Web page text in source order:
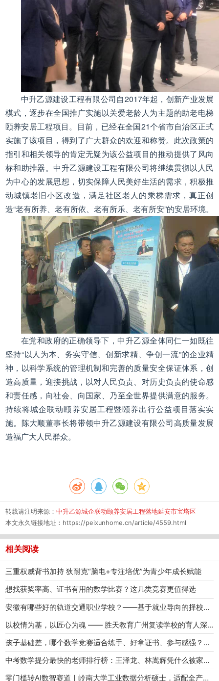
中升乙源建设工程有限公司自2017年起，创新产业发展
模式，逐步在全国推广实施以关爱老龄人为主题的助老电梯
颐养安居工程项目。目前，已经在全国21个省市自治区正式
实施了该项目，得到了广大群众的欢迎和称赞。此次政策的
指引和相关领导的肯定无疑为该公益项目的推动提供了风向
标和助推器。中升乙源建设工程有限公司将继续贯彻以人民
为中心的发展思想，切实保障人民美好生活的需求，积极推
动城镇老旧小区改造，满足社区老人的乘梯需求，真正创
造“老有所养、老有所依、老有所乐、老有所安”的安居环境。
在党和政府的正确领导下，中升乙源全体同仁一如既往
坚持“以人为本、务实守信、创新求精、争创一流”的企业精
神，以科学系统的管理机制和完善的质量安全保证体系，创
造高质量，迎接挑战，以对人民负责、对历史负责的使命感
和责任感，向社会、向国家、乃至全世界提供满意的服务。
持续将城企联动颐养安居工程暨颐养出行公益项目落实实
施。陈大顺董事长将带领中升乙源建设有限公司高质量发展
造福广大人民群众。
转载请注明来源： 中升乙源城企联动颐养安居工程落地延安市宝塔区
本文永久链接地址： https://peixunhome.cn/article/4559.html
相关阅读
三重权威背书加持 狄耐克“脑电+专注培优”为青少年成长赋能
想找获奖率高、证书有用的数学比赛？这几类竞赛更值得选
安徽有哪些好的轨道交通职业学校？——基于就业导向的择校深度解析
以校情为基，以匠心为魂 —— 胜天教育广州复读学校的育人深耕之路
孩子基础差，哪个数学竞赛适合练手、好拿证书、参与感强？——2026不可忽视的比赛
中考数学提分最快的老师排行榜：王泽龙、林嵩辉凭什么被家长疯抢？
零门槛转AI数智赛道｜岭南大学工业数据分析硕士，适配全产业数字化转型，6月最后入读机会!